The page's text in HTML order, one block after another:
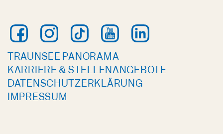
TRAUNSEE PANORAMA
KARRIERE & STELLENANGEBOTE
DATENSCHUTZERKLÄRUNG
IMPRESSUM